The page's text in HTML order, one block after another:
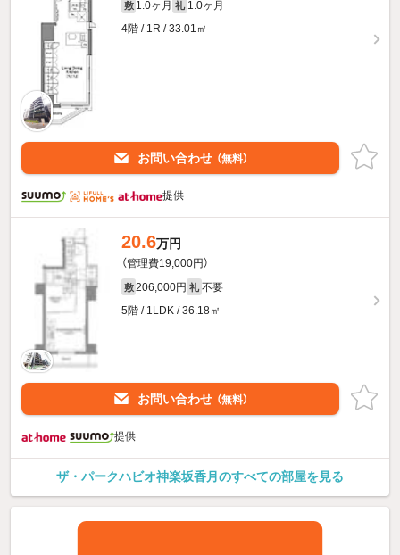
敷 1.0ヶ月 礼 1.0ヶ月
4階 / 1R / 33.01㎡
お問い合わせ （無料）
提供
20.6万円
（管理費19,000円）
敷 206,000円 礼 不要
5階 / 1LDK / 36.18㎡
お問い合わせ （無料）
提供
ザ・パークハビオ神楽坂香月のすべての部屋を見る